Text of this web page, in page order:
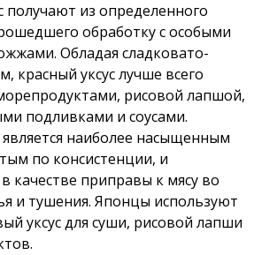
получают из определенного
обработку с особыми
Обладая сладковато-
красный уксус лучше всего
рисовой лапшой,
подливками и соусами.
является наиболее насыщенным
по консистенции, и
в качестве приправы к мясу во
и тушения. Японцы используют
уксус для суши, рисовой лапши